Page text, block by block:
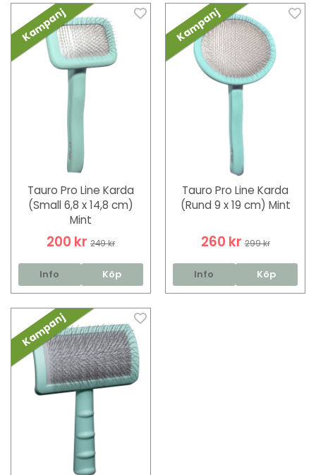
Kampanj
Tauro Pro Line Karda
(Small 6,8 x 14,8 cm)
Mint
200 kr 249 kr
Info Köp
Kampanj
Tauro Pro Line Karda
(Rund 9 x 19 cm) Mint
260 kr 299 kr
Info Köp
Kampanj